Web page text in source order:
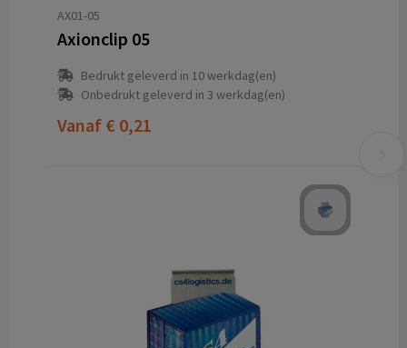
AX01-05
Axionclip 05
Bedrukt geleverd in 10 werkdag(en)
Onbedrukt geleverd in 3 werkdag(en)
Vanaf € 0,21